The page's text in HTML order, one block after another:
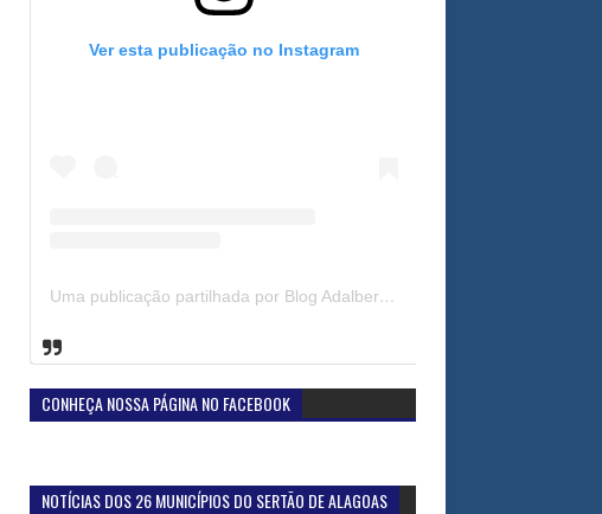
Ver esta publicação no Instagram
Uma publicação partilhada por Blog Adalberto Gomes Noticias (@blogadalbertogomesnoticiass)
CONHEÇA NOSSA PÁGINA NO FACEBOOK
NOTÍCIAS DOS 26 MUNICÍPIOS DO SERTÃO DE ALAGOAS